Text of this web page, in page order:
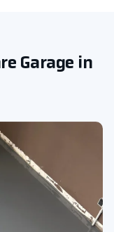
Garage in